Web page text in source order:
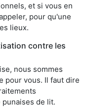
et si vous en
pour qu'une
lieux.
contre les
nous sommes
pour vous. Il faut dire
de lit.